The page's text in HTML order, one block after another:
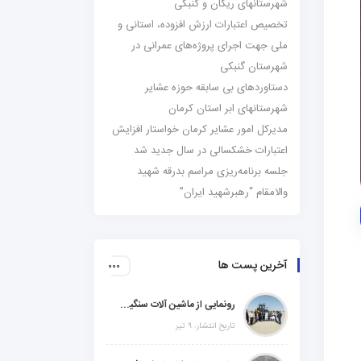
شهرستانهای ریگان و گنبکی
تخصیص اعتبارات ارزش افزوده، استانی و
ملی جهت اجرای پروژه‌های عمرانی در
شهرستان گنبکی
دستاوردهای بی سابقه حوزه عشایر
شهرستانهای ابر استان کرمان
مدیرکل امور عشایر کرمان خواستار افزایش
اعتبارات خشکسالی در سال جدید شد
جلسه برنامه‌ریزی مراسم بدرقه شهید
والامقام “رهبرشهید ایران”
آخرین پست ها
رونمایی از ماشین آلات سنگین راهسازی در شهرستانهای ریگان و گنبکی
تاریخ انتشار: ۹ تیر